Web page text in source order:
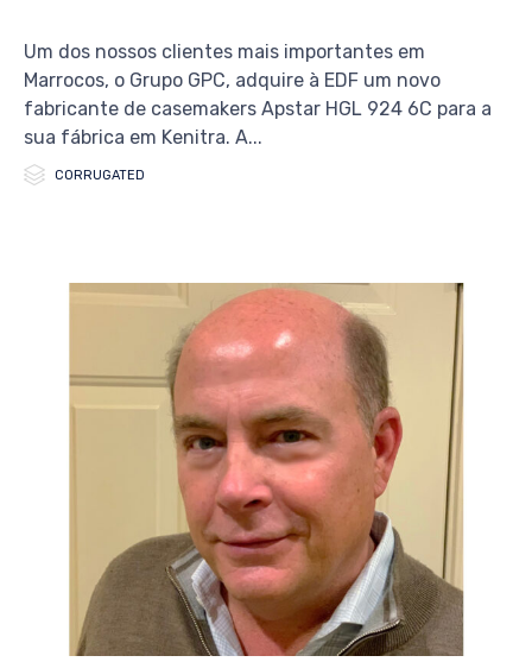
Um dos nossos clientes mais importantes em
Marrocos, o Grupo GPC, adquire à EDF um novo
fabricante de casemakers Apstar HGL 924 6C para a
sua fábrica em Kenitra. A...
 Category
CORRUGATED